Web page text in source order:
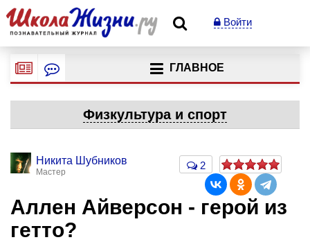
Войти
ГЛАВНОЕ
Физкультура и спорт
Никита Шубников
Мастер
2
Аллен Айверсон - герой из
гетто?